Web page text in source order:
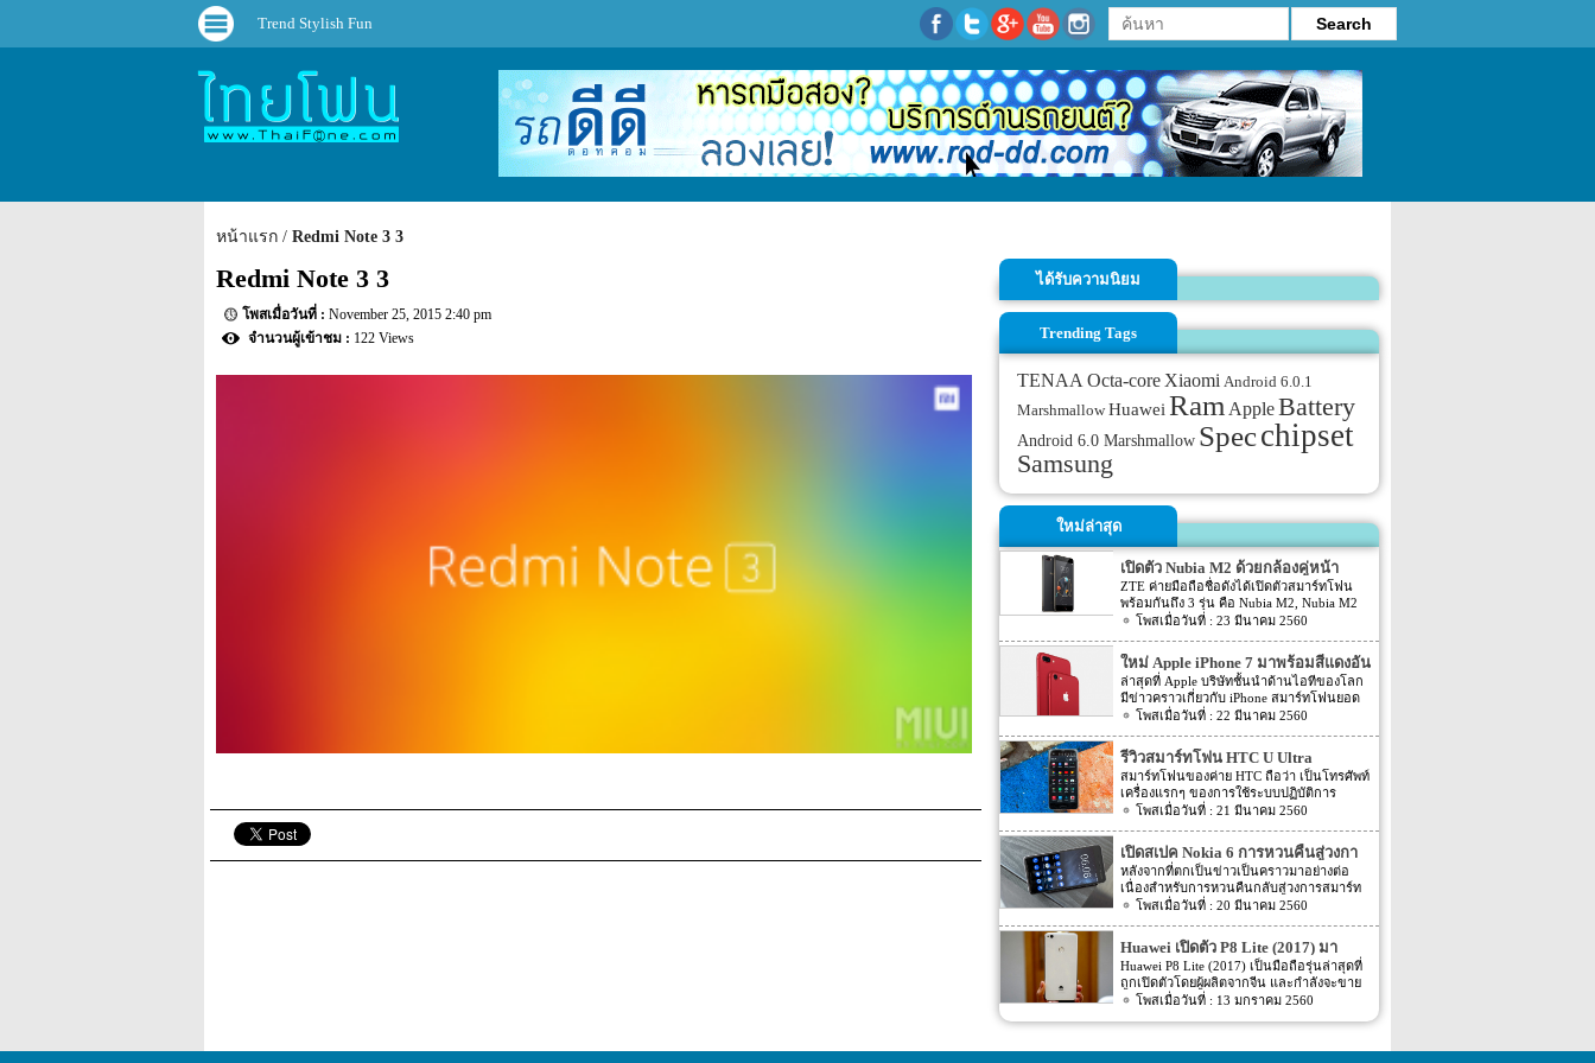
Trend Stylish Fun
หน้าแรก Redmi Note 3 3
Redmi Note 3 3
November 25, 2015 2:40 pm
122 Views
ได้รับความนิยม
Trending Tags
TENAAOcta-core Xiaomi Android 6.0.1
Marshmallow Huawei Ram AppleBattery
Android 6.0 Marshmallow Specchipset
Samsung
ใหม่ล่าสุด
เปิดตัว Nubia M2 ด้วยกล้องคู่หน้า
ZTE ค่ายมือถือชื่อดังได้เปิดตัวสมาร์ทโฟน
พร้อมกันถึง 3 รุ่น คือ Nubia M2, Nubia M2
Lite และ Nubia N2 ซึ่งแต่ละรุ่นก็มีความน่า
นี้เราจะมารีวิวให้ท่านได้รู้จักกับ Nubia M2
ที่มีจุดขายตรงกล้องหน้าที่มาเป็นคู่ นอกจาก
กล้องหน้าที่มาเป็นคู่แล้วยังมีส่วนอื่นๆ ที่น่า
สนใจอีก Nubia M2 ใช้กล้องหน้าแบบคู่ที่มี
ความละเอียดสูงถึง 13MP มีรูรับแสง f 2.2
กล้องหน้าสำหรับการเซลฟี่มีความละเอียด
16MP พร้อมกับรูรับแสง f/2.0 กล้องหน้า
สามารถจับภาพได้กว้างถึง 80 องศา นั้นจะ
ทำให้การถ่ายรูปเซลฟี่ได้กว้างมากยิ่งขึ้น
หน้าจอเป็นแบบ AMOLED มีความละเอียดสูง
ถึง 1080p ขนาด 5.5 นิ้ว ระบบประมวลผล
การทำงานจะเป็นชิปเซ็ต Snapdragon 625
เป็นชิปประมวลผลของ Qualcomm ใช้ RAM
4GB หน่วยความจำมีให้เลือกอยู่ 2 ขนาด คือ
[…]
23 มีนาคม 2560
ใหม่ Apple iPhone 7 มาพร้อมสีแดงอัน
ร้อนแรง
ล่าสุดที่ Apple บริษัทชั้นนำด้านไอทีของโลก
มีข่าวคราวเกี่ยวกับ iPhone สมาร์ทโฟนยอด
ฮิตในประเทศไทยและทั่วโลก และในช่วงที่
อาจจะพลาดโอกาสได้สัมผัสเทคโนโลยีอัน
ทันสมัยในคราวนั้น แต่ก็ถือว่า เป็นความโชค
ดีที่คุณกำลังจะได้สัมผัสกับ iPhone 7 ที่มา
พร้อมการออกแบบสีของบอดี้ด้วยสีแดงอัน
ร้อนแรง เร้าใจแบบสุดๆ ทำให้สาวกของ
Apple กระเป๋าสั่นกันเลยทีเดียว การออกแบบ
iPhone 7 สีแดง ได้แรงบันดาลใจมาจากการ
กุศลของ iGadget ซึ่งปกติแล้ว การปรับแต่ง
Apple จะให้บริษัทข้างนอกช่วยในการปรับ
แต่งให้ แต่บอดี้นี้สีนี้ Apple ลงแรงปรับแต่งเอง
สีแดงอันร้อนแรง Apple จะจับความร้อนแรง
ลงไปใน iPhone 7 และ iPhone 7 Plus ทาง
บริษัท Apple ได้กำหนดวันจำหน่ายในวันศุกร์
ที่ 24 มีนาคม 2560 ที่จะถึงนี้ เวลาในการเปิด
ขายเป็นเวลาช่วงเช้าประมาณ 8.01 น. (เป็น
เวลาในฝั่งประเทศแถบแปซิฟิก) การเปิดตัว
22 มีนาคม 2560
รีวิวสมาร์ทโฟน HTC U Ultra
สมาร์ทโฟนของค่าย HTC ถือว่า เป็นโทรศัพท์
เครื่องแรกๆ ของการใช้ระบบปฏิบัติการ
Android หลายคนน่าจะจำได้ ในช่วงนั้นมี
Bird ที่ฮิตกันทั่วบ้านทั่วเมือง สมาร์ทโฟนหนึ่ง
ในที่สามารถเล่นเกมส์ Angry Bird นี้ได้ ก็คือ
สมาร์ทโฟนจากค่าย HTC หลังจากนั้น HTC
ก็ได้มีการพัฒนาสมาร์ทโฟนขึ้นมาอีก
มากมาย ล่าสุดได้เตรียมปล่อยรุ่นใหม่ อย่าง
HTC U Ultra HTC U Ultra มาพร้อมกับหน้า
จอ Super LCD5 มีขนาด 5.7 นิ้ว หน้าจอเป็น
แบบ Gorilla Glass 5 ซึ่งเป็นหน้าจอใหม่ที่
สามารถป้องกันรอยขีดข่วนได้ ความละเอียด
ของภาพสูงถึง 1,040 X 2,560 พิกเซล
(513ppi) ใช้ชิปประมวลผล Snapdragon 820
ที่มีความเร็วให้เลือกถึง 2 แบบ คือ 2.15GHz
21 มีนาคม 2560
เปิดสเปค Nokia 6 การหวนคืนสู่วงกา
รสมาร์ทโฟน
หลังจากที่ตกเป็นข่าวเป็นคราวมาอย่างต่อ
เนื่องสำหรับการหวนคืนกลับสู่วงการสมาร์ท
โฟน อย่างสมาร์ทโฟนในแบรนด์ Nokia ครั้ง
เอาสมาร์ทโฟนรุ่นนี้ไปทดสอบในห้องปฏิบัติ
การ Nokia 6 เปิดตัวรุ่นแรกภายใต้ชื่อรุ่น TA-
1000 ซึ่งจะมีความน่าสนใจทั้งในเรื่องของ
ซอฟต์แวร์และวัสดุอุปกรณ์ที่นำมาผลิตต่างๆ
Nokia 6 ไม่ได้เป็นสมาร์ทโฟนระดับสูง แต่จะ
เป็นสมาร์ทโฟนราคากลางๆ ที่เตรียมตัวจะมา
ประเทศไทยและในต่างประเทศ ถึงแม้ว่า
20 มีนาคม 2560
Huawei เปิดตัว P8 Lite (2017) มา
พร้อมหน้าจอ 1080p ชิพเซ็ท Kirin
655
Huawei P8 Lite (2017) เป็นมือถือรุ่นล่าสุดที่
ถูกเปิดตัวโดยผู้ผลิตจากจีน และกำลังจะขาย
ในตลาดยุโรปบางประเทศในเร็วๆ นี้ แต่การ
แล้ว แม้กระทั่งตอนนี้ P9 Lite ถูกพัฒนาให้ดี
13 มกราคม 2560